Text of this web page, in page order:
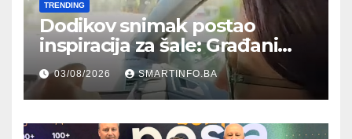
TRENDING
Dodikov snimak postao
inspiracija za šale: Građani
kroz parodiju poslali poruku
03/08/2026 SMARTINFO.BA